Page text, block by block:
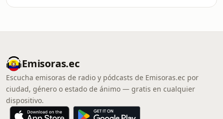
Emisoras.ec
Escucha emisoras de radio y pódcasts de Emisoras.ec por
ciudad, género o estado de ánimo — gratis en cualquier
dispositivo.